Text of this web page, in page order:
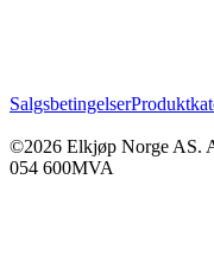
Salgsbetingelser
©2026 Elkjøp Norge AS.
054 600MVA